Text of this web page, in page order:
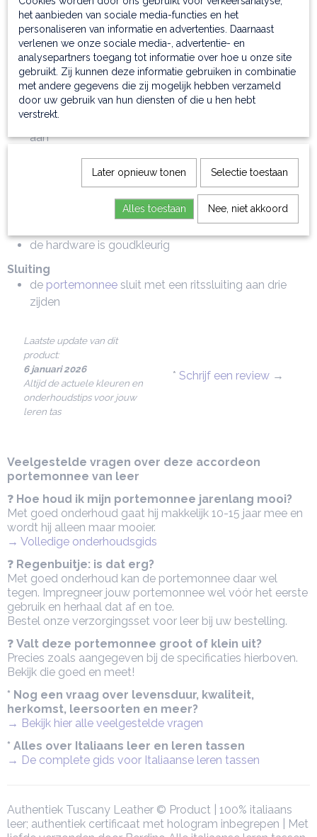
Kenmerken
deaccordeon portemonneeheeft een stevige
structuur; is dus stevig
en twee handige compartimenten
metalen Tuscany Leather logo
Binnenkant
binnenin treft u maar liefst acht credit-card vakken
aan
uw kleingeld
en voorts treft u nog twee compartimenten aan voor
de hardware is goudkleurig
Sluiting
de portemonnee sluit met een ritssluiting aan drie
zijden
Laatste update van dit
product:
6 januari 2026
Altijd de actuele kleuren en
onderhoudstips voor jouw
leren tas
* Schrijf een review →
Veelgestelde vragen over deze accordeon
portemonnee van leer
❓ Hoe houd ik mijn portemonnee jarenlang mooi?
Met goed onderhoud gaat hij makkelijk 10-15 jaar mee en
wordt hij alleen maar mooier.
→ Volledige onderhoudsgids
❓ Regenbuitje: is dat erg?
Met goed onderhoud kan de portemonnee daar wel
tegen. Impregneer jouw portemonnee wel vóór het eerste
gebruik en herhaal dat af en toe.
Bestel onze verzorgingsset voor leer bij uw bestelling.
❓ Valt deze portemonnee groot of klein uit?
Precies zoals aangegeven bij de specificaties hierboven.
Bekijk die goed en meet!
* Nog een vraag over levensduur, kwaliteit,
herkomst, leersoorten en meer?
→ Bekijk hier alle veelgestelde vragen
* Alles over Italiaans leer en leren tassen
→ De complete gids voor Italiaanse leren tassen
Authentiek Tuscany Leather © Product | 100% italiaans
leer; authentiek certificaat met hologram inbegrepen | Met
het aanbieden van sociale media-functies en het
personaliseren van informatie en advertenties. Daarnaast
verlenen we onze sociale media-, advertentie- en
analysepartners toegang tot informatie over hoe u onze site
gebruikt. Zij kunnen deze informatie gebruiken in combinatie
met andere gegevens die zij mogelijk hebben verzameld
door uw gebruik van hun diensten of die u hen hebt
verstrekt.
Later opnieuw tonen Selectie toestaan
Alles toestaan Nee, niet akkoord